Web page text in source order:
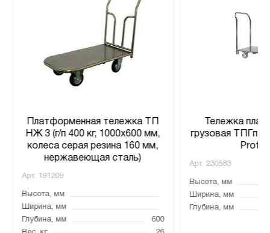
Платформенная тележка ТП
НЖ 3 (г/п 400 кг, 1000x600 мм,
колеса серая резина 160 мм,
нержавеющая сталь)
Арт. 191209
Высота, мм
Ширина, мм
Глубина, мм
600
Тележка
грузовая ТПГп –
Profi
Арт. 230583
Высота, мм
Ширина, мм
Глубина, мм